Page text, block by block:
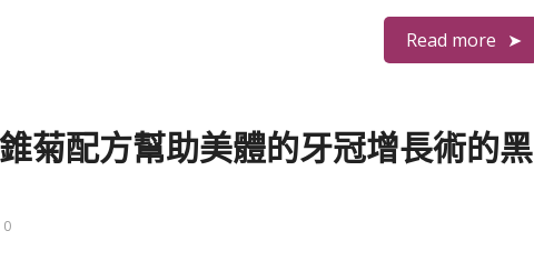
Read more
菊配方幫助美體的牙冠增長術的黑
0